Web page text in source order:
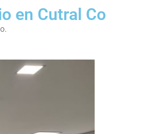
en Cutral Co